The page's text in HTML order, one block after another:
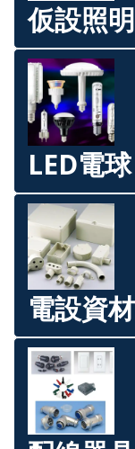
仮設照明
LED電
電設資材